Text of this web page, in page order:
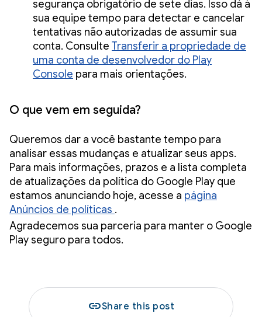
segurança obrigatório de sete dias. Isso dá à
sua equipe tempo para detectar e cancelar
tentativas não autorizadas de assumir sua
conta. Consulte Transferir a propriedade de
uma conta de desenvolvedor do Play
Console para mais orientações.
O que vem em seguida?
Queremos dar a você bastante tempo para
analisar essas mudanças e atualizar seus apps.
Para mais informações, prazos e a lista completa
de atualizações da política do Google Play que
estamos anunciando hoje, acesse a página
Anúncios de políticas .
Agradecemos sua parceria para manter o Google
Play seguro para todos.
linkShare this post